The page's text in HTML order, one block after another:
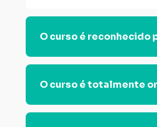
O curso é reconhecido
Sim! Os cursos técnicos
parceria e executados por
O curso é totalmente
Sim! Todo o conteúdo é